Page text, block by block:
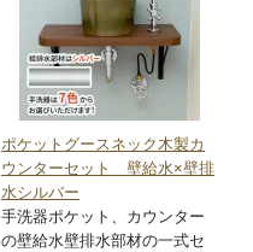
ポケットグースネック木製カ
ウンターセット 壁給水×壁排
水シルバー
手洗器ポケット、カウンター
の壁給水壁排水部材の一式セ